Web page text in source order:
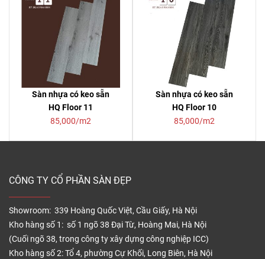
Sàn nhựa có keo sẵn
HQ Floor 11
85,000/m2
Sàn nhựa có keo sẵn
HQ Floor 10
85,000/m2
CÔNG TY CỔ PHẦN SÀN ĐẸP
Showroom: 339 Hoàng Quốc Việt, Cầu Giấy, Hà Nội
Kho hàng số 1: số 1 ngõ 38 Đại Từ, Hoàng Mai, Hà Nội
(Cuối ngõ 38, trong công ty xây dựng công nghiệp ICC)
Kho hàng số 2: Tổ 4, phường Cự Khối, Long Biên, Hà Nội